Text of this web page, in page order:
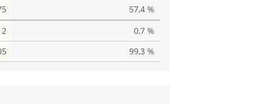
57,4 %
2
0,7 %
99,3 %